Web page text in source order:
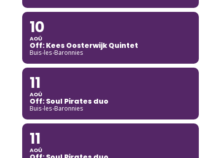
10
AOÛ
Off: Kees Oosterwijk Quintet
Buis-les-Baronnies
11
AOÛ
Off: Soul Pirates duo
Buis-les-Baronnies
11
AOÛ